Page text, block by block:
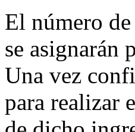
El número
se
Una vez
para realizar